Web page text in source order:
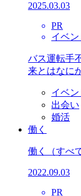
2025.03.03
PR
イベン
バス運転手
来とはなに
イベン
出会い
婚活
働く
働く （すべ
2022.09.03
PR